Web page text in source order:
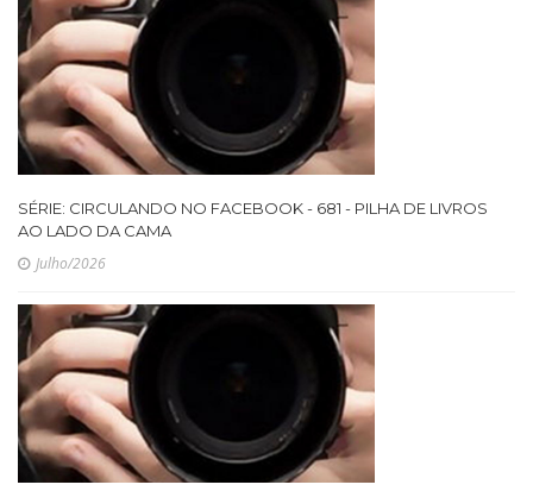
SÉRIE: CIRCULANDO NO FACEBOOK - 681 - PILHA DE LIVROS
AO LADO DA CAMA
Julho/2026